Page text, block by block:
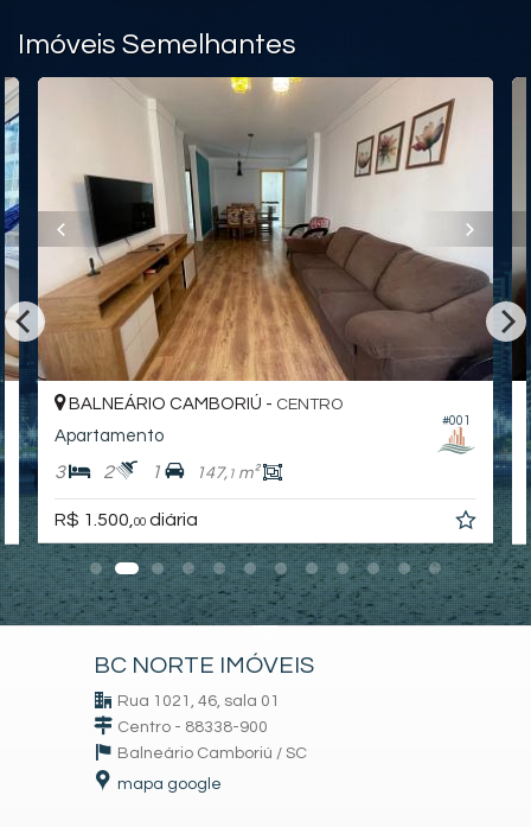
Imóveis Semelhantes
#001
BALNEÁRIO CAMBORIÚ - CENTRO
Apartamento
3 2 1 147, 1 m²
R$ 1.500,00 diária
BC NORTE IMÓVEIS
Rua 1021, 46, sala 01
Centro - 88338-900
Balneário Camboriú / SC
mapa google